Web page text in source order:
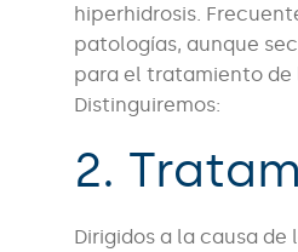
hiperhidrosis.
patologías, aunque
para el tratamiento de
Distinguiremos:
2.
Dirigidos a la causa